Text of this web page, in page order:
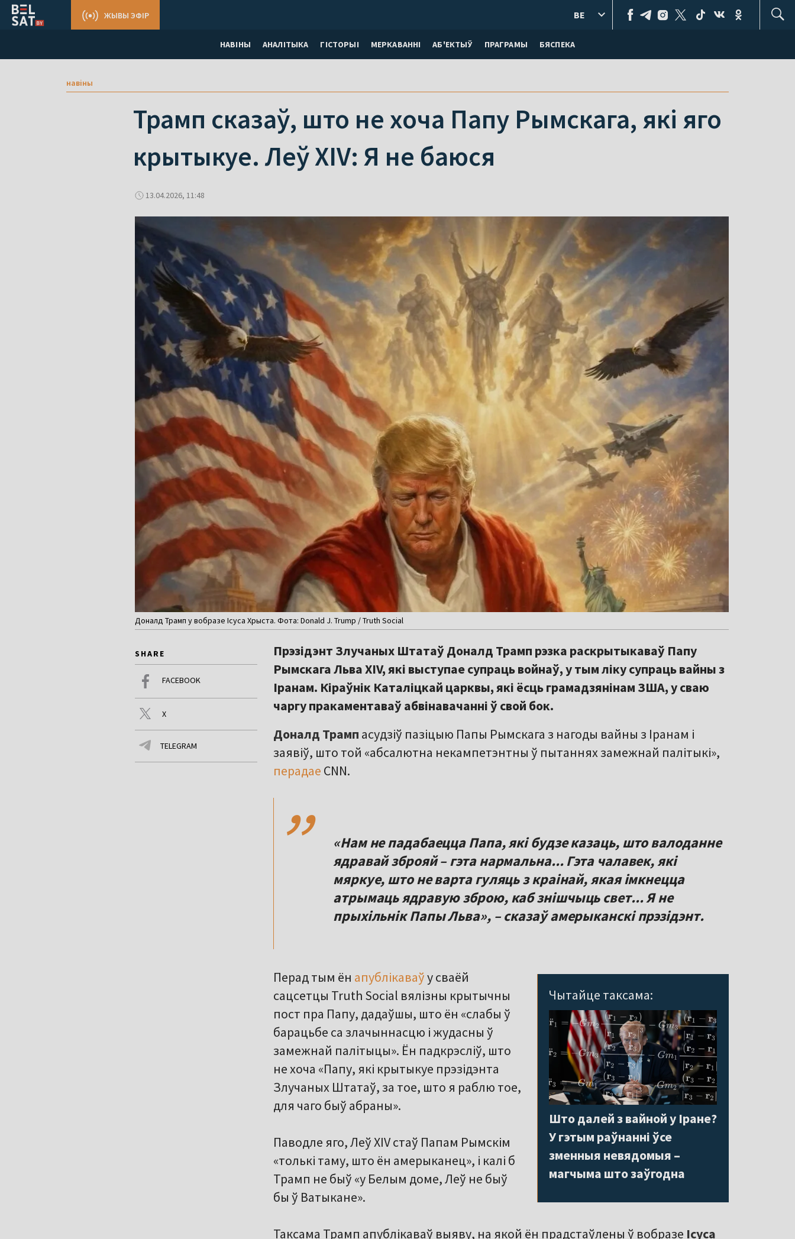
НАВІНЫ АНАЛІТЫКА ГІСТОРЫІ МЕРКАВАННI АБ'ЕКТЫЎ ПРАГРАМЫ БЯСПЕКА
ЖЫВЫ ЭФІР BE
навіны
Трамп сказаў, што не хоча Папу Рымскага, які яго
крытыкуе. Леў XIV: Я не баюся
13.04.2026, 11:48
Доналд Трамп у вобразе Ісуса Хрыста. Фота: Donald J. Trump / Truth Social
SHARE
FACEBOOK
X
TELEGRAM
Прэзідэнт Злучаных Штатаў Доналд Трамп рэзка раскрытыкаваў Папу
Рымскага Льва XIV, які выступае супраць войнаў, у тым ліку супраць вайны з
Іранам. Кіраўнік Каталіцкай царквы, які ёсць грамадзянінам ЗША, у сваю
чаргу пракаментаваў абвінавачанні ў свой бок.
Доналд Трамп асудзіў пазіцыю Папы Рымскага з нагоды вайны з Іранам і
заявіў, што той «абсалютна некампетэнтны ў пытаннях замежнай палітыкі»,
перадае CNN.
,,
«Нам не падабаецца Папа, які будзе казаць, што валоданне
ядравай зброяй – гэта нармальна... Гэта чалавек, які
мяркуе, што не варта гуляць з краінай, якая імкнецца
атрымаць ядравую зброю, каб знішчыць свет... Я не
прыхільнік Папы Льва», – сказаў амерыканскі прэзідэнт.
Чытайце таксама:
Што далей з вайной у Іране?
У гэтым раўнанні ўсе
зменныя невядомыя –
магчыма што заўгодна
Перад тым ён апублікаваўу сваёй
сацсетцы Truth Social вялізны крытычны
пост пра Папу, дадаўшы, што ён «слабы ў
барацьбе са злачыннасцю і жудасны ў
замежнай палітыцы». Ён падкрэсліў, што
не хоча «Папу, які крытыкуе прэзідэнта
Злучаных Штатаў, за тое, што я раблю тое,
для чаго быў абраны».
Паводле яго, Леў XIV стаў Папам Рымскім
«толькі таму, што ён амерыканец», і калі б
Трамп не быў «у Белым доме, Леў не быў
бы ў Ватыкане».
Таксама Трамп апублікаваў выяву, на якой ён прадстаўлены ў вобразе Ісуса